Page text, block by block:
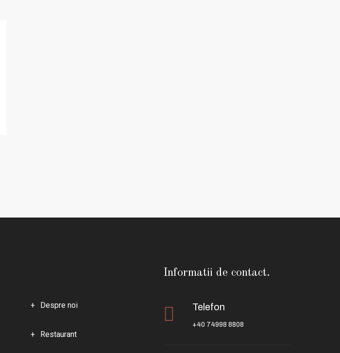
Despre noi
Restaurant
Informatii de contact.
Telefon
+40 74998 8808